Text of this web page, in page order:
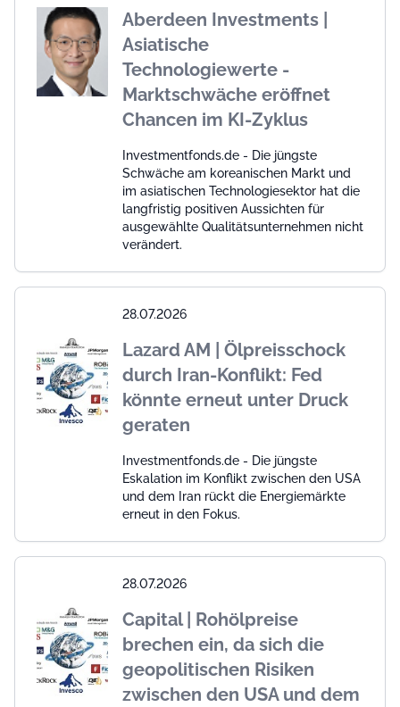
Aberdeen Investments |
Asiatische
Technologiewerte -
Marktschwäche eröffnet
Chancen im KI-Zyklus
Investmentfonds.de - Die jüngste
Schwäche am koreanischen Markt und
im asiatischen Technologiesektor hat die
langfristig positiven Aussichten für
ausgewählte Qualitätsunternehmen nicht
verändert.
28.07.2026
Lazard AM | Ölpreisschock
durch Iran-Konflikt: Fed
könnte erneut unter Druck
geraten
Investmentfonds.de - Die jüngste
Eskalation im Konflikt zwischen den USA
und dem Iran rückt die Energiemärkte
erneut in den Fokus.
28.07.2026
Capital | Rohölpreise
brechen ein, da sich die
geopolitischen Risiken
zwischen den USA und dem